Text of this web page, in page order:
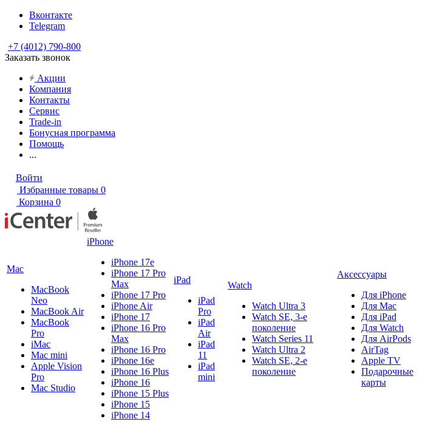
Вконтакте
Telegram
+7 (4012) 790-800
Заказать звонок
Акции
Компания
Контакты
Сервис
Trade-in
Бонусная программа
Помощь
...
Войти
Избранные товары 0
Корзина 0
Mac
MacBook
Neo
MacBook Air
MacBook
Pro
iMac
Mac mini
Apple Vision
Pro
Mac Studio
iPhone
iPhone 17e
iPhone 17 Pro
Max
iPhone 17 Pro
iPhone Air
iPhone 17
iPhone 16 Pro
Max
iPhone 16 Pro
iPhone 16e
iPhone 16 Plus
iPhone 16
iPhone 15 Plus
iPhone 15
iPhone 14
iPad
iPad
Pro
iPad
Air
iPad
11
iPad
mini
Watch
Watch Ultra 3
Watch SE, 3-е
поколение
Watch Series 11
Watch Ultra 2
Watch SE, 2-е
поколение
Аксессуары
Для iPhone
Для Mac
Для iPad
Для Watch
Для AirPods
AirTag
Apple TV
Подарочные
карты